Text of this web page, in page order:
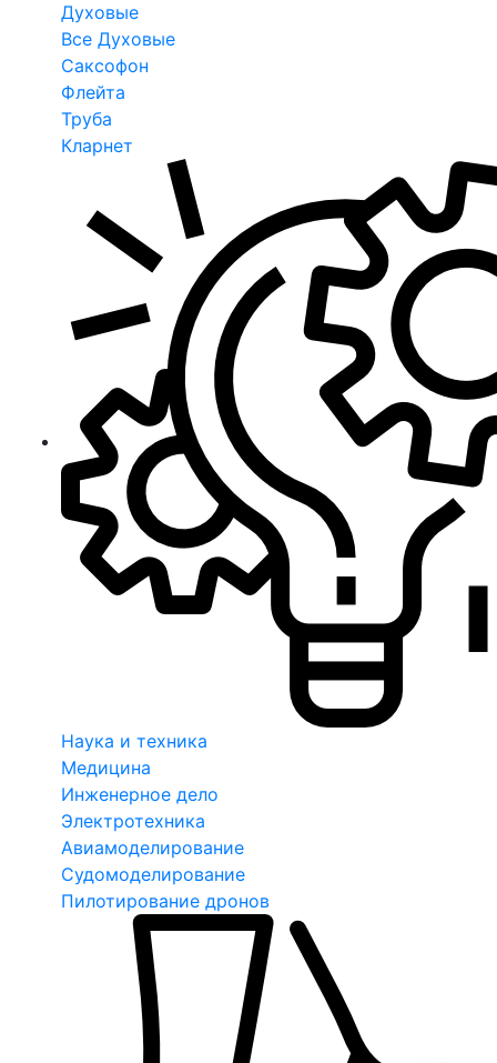
Духовые
Все Духовые
Саксофон
Флейта
Труба
Кларнет
Наука и техника
Медицина
Инженерное дело
Электротехника
Авиамоделирование
Судомоделирование
Пилотирование дронов